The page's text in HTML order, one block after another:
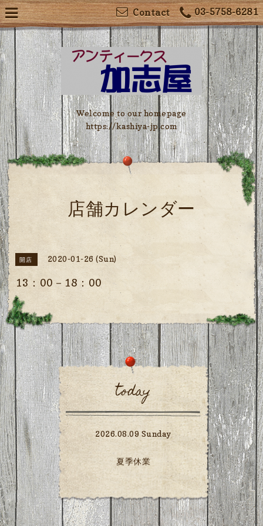
03-5758-6281
Contact
Welcome to our homepage
https://kashiya-jp.com
店舗カレンダー
開店 2020-01-26 (Sun)
13：00－18：00
today
2026.08.09 Sunday
夏季休業